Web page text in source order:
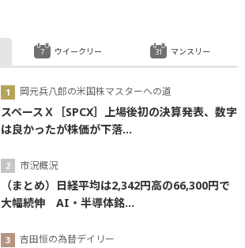
岡元兵八郎の米国株マスターへの道
スペースＸ［SPCX］上場後初の決算発表、数字
は良かったが株価が下落...
市況概況
（まとめ）日経平均は2,342円高の66,300円で
大幅続伸 AI・半導体銘...
吉田恒の為替デイリー
ウイークリー マンスリー